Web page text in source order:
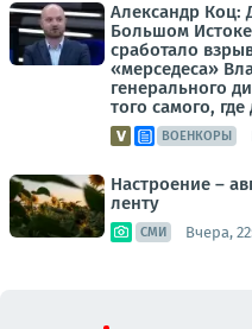
Александр Коц:
Большом
сработало
«мерседеса»
генерального
того самого,
ВОЕНКОРЫ
Настроение –
ленту
СМИ Вчера,